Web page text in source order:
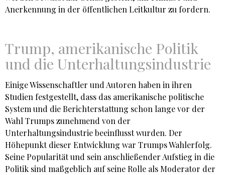
Anerkennung in der öffentlichen Leitkultur zu fordern.
Trump, amerikanische Politik
und die Unterhaltungsindustrie
Einige Wissenschaftler und Autoren haben in ihren
Studien festgestellt, dass das amerikanische politische
System und die Berichterstattung schon lange vor der
Wahl Trumps zunehmend von der
Unterhaltungsindustrie beeinflusst wurden. Der
Höhepunkt dieser Entwicklung war Trumps Wahlerfolg.
Seine Popularität und sein anschließender Aufstieg in die
Politik sind maßgeblich auf seine Rolle als Moderator der